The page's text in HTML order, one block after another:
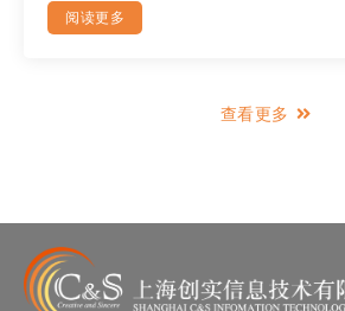
阅读更多
查看更多